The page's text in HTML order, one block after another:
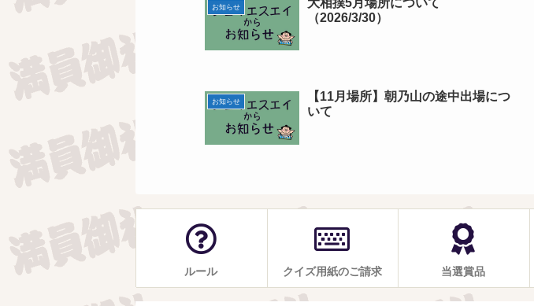
お知らせ
（2026/3/30）
お知らせ
【11月場所】朝乃山の途中出場につ
いて
ルール クイズ用紙のご請求 当選賞品